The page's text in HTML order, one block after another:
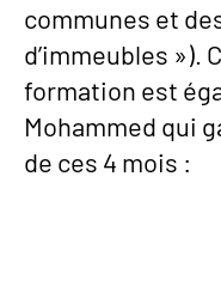
communes et
d’immeubles »).
formation est
Mohammed qui
de ces 4 mois :